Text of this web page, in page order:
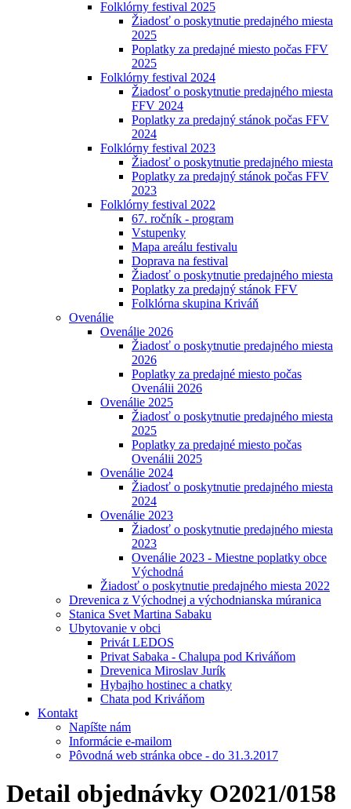
Folklórny festival 2025
Žiadosť o poskytnutie predajného miesta
2025
Poplatky za predajné miesto počas FFV
2025
Folklórny festival 2024
Žiadosť o poskytnutie predajného miesta
FFV 2024
Poplatky za predajný stánok počas FFV
2024
Folklórny festival 2023
Žiadosť o poskytnutie predajného miesta
Poplatky za predajný stánok počas FFV
2023
Folklórny festival 2022
67. ročník - program
Vstupenky
Mapa areálu festivalu
Doprava na festival
Žiadosť o poskytnutie predajného miesta
Poplatky za predajný stánok FFV
Folklórna skupina Kriváň
Ovenálie
Ovenálie 2026
Žiadosť o poskytnutie predajného miesta
2026
Poplatky za predajné miesto počas
Ovenálii 2026
Ovenálie 2025
Žiadosť o poskytnutie predajného miesta
2025
Poplatky za predajné miesto počas
Ovenálii 2025
Ovenálie 2024
Žiadosť o poskytnutie predajného miesta
2024
Ovenálie 2023
Žiadosť o poskytnutie predajného miesta
2023
Ovenálie 2023 - Miestne poplatky obce
Východná
Žiadosť o poskytnutie predajného miesta 2022
Drevenica z Východnej a východnianska múranica
Stanica Svet Martina Sabaku
Ubytovanie v obci
Privát LEDOS
Privat Sabaka - Chalupa pod Kriváňom
Drevenica Miroslav Jurík
Hybajho hostinec a chatky
Chata pod Kriváňom
Kontakt
Napíšte nám
Informácie e-mailom
Pôvodná web stránka obce - do 31.3.2017
Detail objednávky O2021/0158